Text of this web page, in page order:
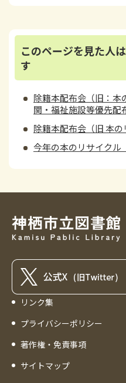
このページを見た人
す
除籍本配布会（旧：本
関・福祉施設等優先配
除籍本配布会（旧 本
今年の本のリサイクル
リンク集
プライバシーポリシー
著作権・免責事項
サイトマップ